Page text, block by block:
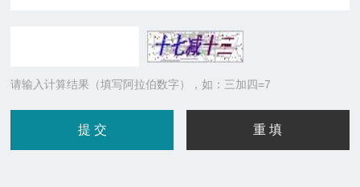
请输入计算结果（填写阿拉伯数字），如：三加四=7